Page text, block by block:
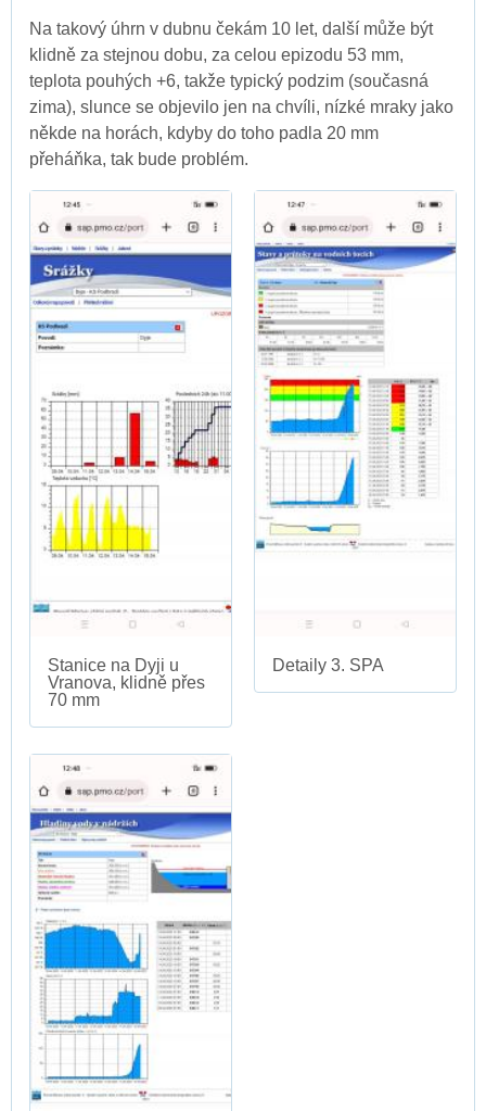
Na takový úhrn v dubnu čekám 10 let, další může být
klidně za stejnou dobu, za celou epizodu 53 mm,
teplota pouhých +6, takže typický podzim (současná
zima), slunce se objevilo jen na chvíli, nízké mraky jako
někde na horách, kdyby do toho padla 20 mm
přeháňka, tak bude problém.
Stanice na Dyji u
Vranova, klidně přes
70 mm
Detaily 3. SPA